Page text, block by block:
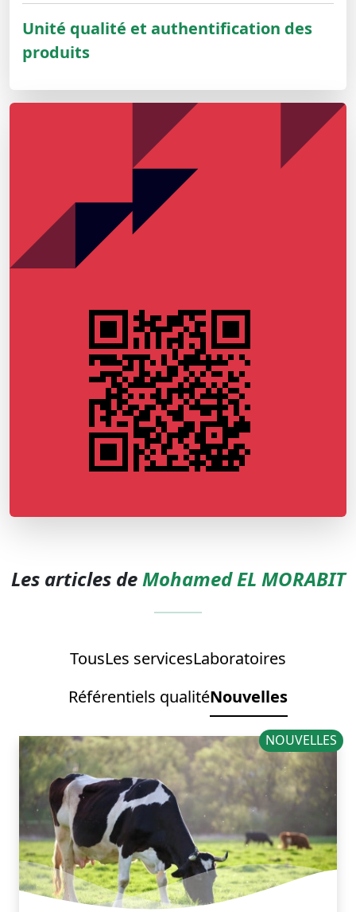
Unité qualité et authentification des
produits
Les articles deMohamed EL MORABIT
TousLes servicesLaboratoires
Référentiels qualitéNouvelles
NOUVELLES